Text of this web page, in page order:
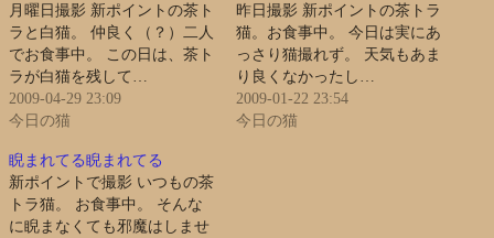
月曜日撮影 新ポイントの茶ト
ラと白猫。 仲良く（？）二人
でお食事中。 この日は、茶ト
ラが白猫を残して…
2009-04-29 23:09
今日の猫
昨日撮影 新ポイントの茶トラ
猫。お食事中。 今日は実にあ
っさり猫撮れず。 天気もあま
り良くなかったし…
2009-01-22 23:54
今日の猫
睨まれてる睨まれてる
新ポイントで撮影 いつもの茶
トラ猫。 お食事中。 そんな
に睨まなくても邪魔はしませ